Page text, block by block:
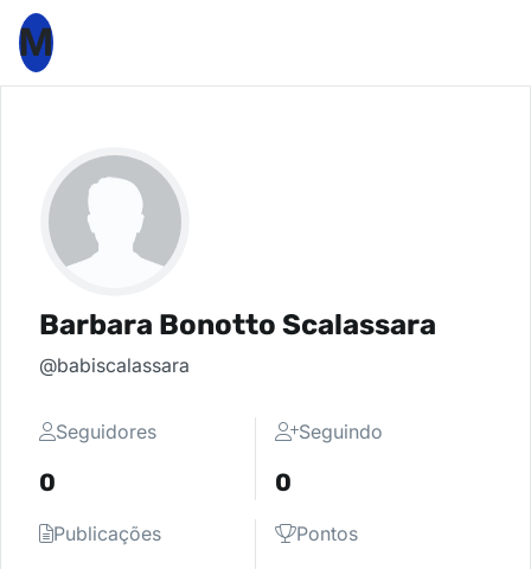
M
Barbara Bonotto Scalassara
@babiscalassara
Seguidores
0
Seguindo
0
Publicações Pontos